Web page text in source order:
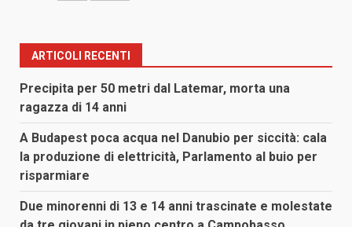
ARTICOLI RECENTI
Precipita per 50 metri dal Latemar, morta una
ragazza di 14 anni
A Budapest poca acqua nel Danubio per siccità: cala
la produzione di elettricità, Parlamento al buio per
risparmiare
Due minorenni di 13 e 14 anni trascinate e molestate